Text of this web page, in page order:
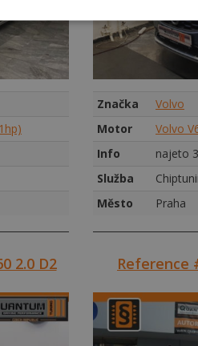
Značka
Volvo
Motor
Volvo
Info
najeto
Služba
Město
Praha
2.0 D2 Reference